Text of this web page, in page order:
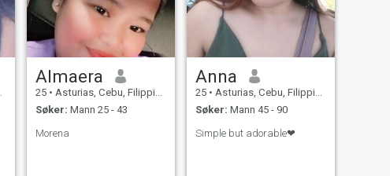
Almaera
25 • Asturias, Cebu, Filippinene
Søker: Mann 25 - 43
Morena
Anna
25 • Asturias, Cebu, Filippinene
Søker: Mann 45 - 90
Simple but adorable❤